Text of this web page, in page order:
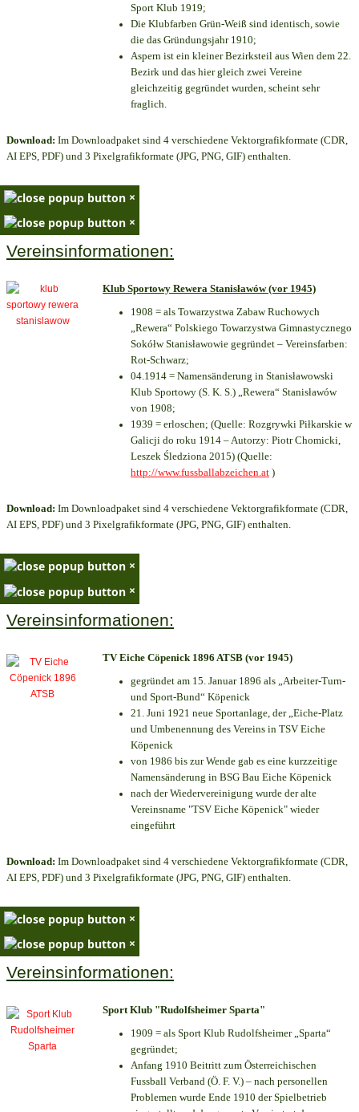
Sport Klub 1919;
Die Klubfarben Grün-Weiß sind identisch, sowie
die das Gründungsjahr 1910;
Aspern ist ein kleiner Bezirksteil aus Wien dem 22.
Bezirk und das hier gleich zwei Vereine
gleichzeitig gegründet wurden, scheint sehr
fraglich.
Download: Im Downloadpaket sind 4 verschiedene Vektorgrafikformate (CDR,
AI EPS, PDF) und 3 Pixelgrafikformate (JPG, PNG, GIF) enthalten.
×
×
Vereinsinformationen:
Klub Sportowy Rewera Stanisławów (vor 1945)
1908 = als Towarzystwa Zabaw Ruchowych
„Rewera“ Polskiego Towarzystwa Gimnastycznego
Sokółw Stanisławowie gegründet – Vereinsfarben:
Rot-Schwarz;
04.1914 = Namensänderung in Stanisławowski
Klub Sportowy (S. K. S.) „Rewera“ Stanisławów
von 1908;
1939 = erloschen; (Quelle: Rozgrywki Piłkarskie w
Galicji do roku 1914 – Autorzy: Piotr Chomicki,
Leszek Śledziona 2015) (Quelle:
http://www.fussballabzeichen.at )
Download: Im Downloadpaket sind 4 verschiedene Vektorgrafikformate (CDR,
AI EPS, PDF) und 3 Pixelgrafikformate (JPG, PNG, GIF) enthalten.
×
×
Vereinsinformationen:
TV Eiche Cöpenick 1896 ATSB (vor 1945)
gegründet am 15. Januar 1896 als „Arbeiter-Turn-
und Sport-Bund“ Köpenick
21. Juni 1921 neue Sportanlage, der „Eiche-Platz
und Umbenennung des Vereins in TSV Eiche
Köpenick
von 1986 bis zur Wende gab es eine kurzzeitige
Namensänderung in BSG Bau Eiche Köpenick
nach der Wiedervereinigung wurde der alte
Vereinsname "TSV Eiche Köpenick" wieder
eingeführt
Download: Im Downloadpaket sind 4 verschiedene Vektorgrafikformate (CDR,
AI EPS, PDF) und 3 Pixelgrafikformate (JPG, PNG, GIF) enthalten.
×
×
Vereinsinformationen:
Sport Klub "Rudolfsheimer Sparta"
1909 = als Sport Klub Rudolfsheimer „Sparta“
gegründet;
Anfang 1910 Beitritt zum Österreichischen
Fussball Verband (Ö. F. V.) – nach personellen
Problemen wurde Ende 1910 der Spielbetrieb